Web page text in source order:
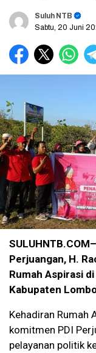
Suluh NTB
Sabtu, 20 Juni
Perjuangan, H.
Rumah Aspirasi
Kabupaten
Kehadiran Rumah
komitmen PDI
pelayanan politik